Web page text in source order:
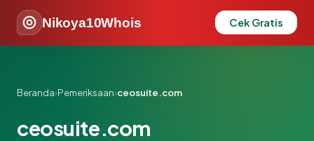
Nikoya10Whois Cek Gratis
Beranda›Pemeriksaan›ceosuite.com
ceosuite.com